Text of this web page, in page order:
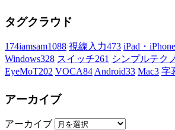
タグクラウド
174iamsam1088 視線入力473 iPad・iPhone
Windows328 スイッチ261 シンプルテク
EyeMoT202 VOCA84 Android33 Mac3 字
アーカイブ
アーカイブ